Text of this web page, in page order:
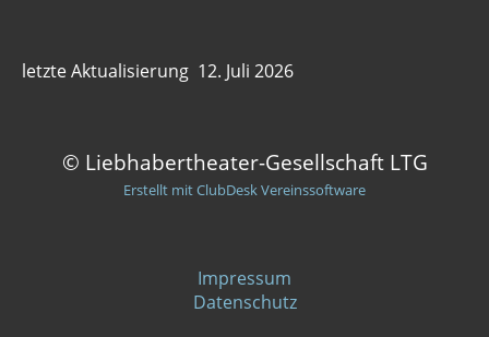
letzte Aktualisierung 12. Juli 2026
© Liebhabertheater-Gesellschaft LTG
Erstellt mit ClubDesk Vereinssoftware
Impressum
Datenschutz